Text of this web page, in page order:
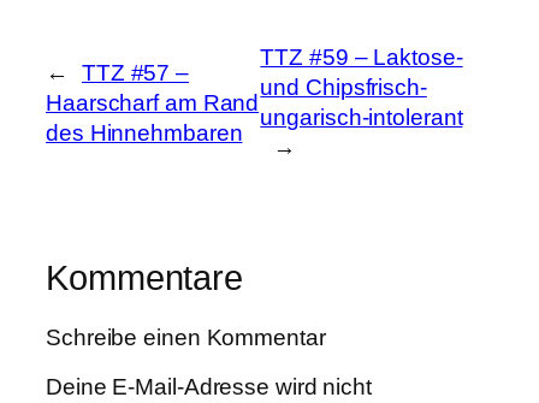
←
TTZ #57 –
Haarscharf am Rand
des Hinnehmbaren
TTZ #59 – Laktose-
und Chipsfrisch-
ungarisch-intolerant
→
Kommentare
Schreibe einen Kommentar
Deine E-Mail-Adresse wird nicht